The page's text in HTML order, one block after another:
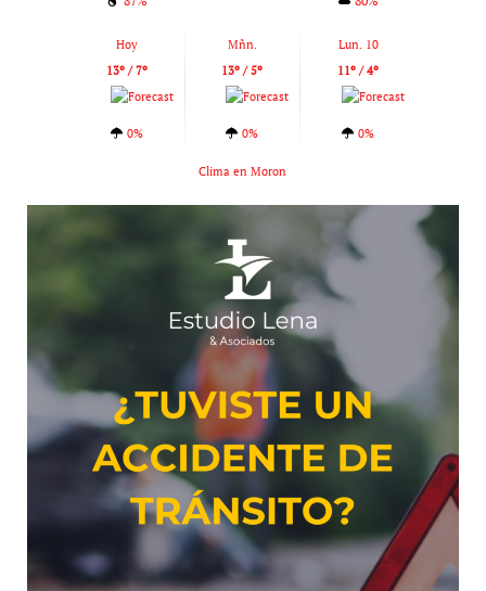
Hoy
13º / 7º
0%
Mñn.
13º / 5º
0%
Lun. 10
11º / 4º
0%
Clima en Moron